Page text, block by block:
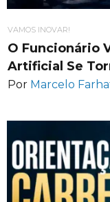
VAMOS INOVAR!
O Funcionário
Artificial Se
Por Marcelo